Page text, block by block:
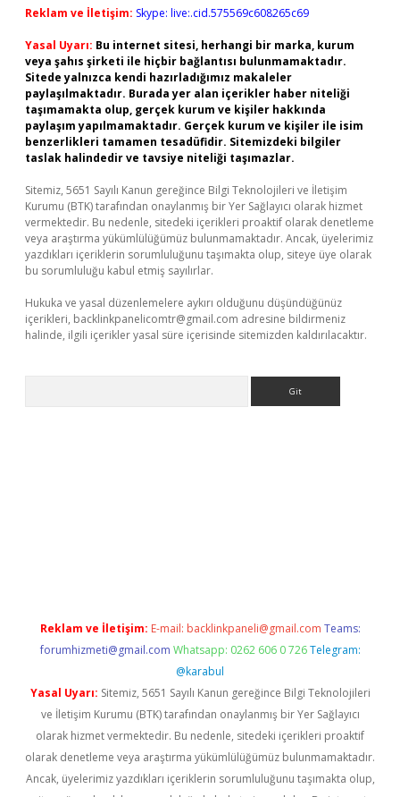
Reklam ve İletişim: Skype: live:.cid.575569c608265c69
Yasal Uyarı: Bu internet sitesi, herhangi bir marka, kurum
veya şahıs şirketi ile hiçbir bağlantısı bulunmamaktadır.
Sitede yalnızca kendi hazırladığımız makaleler
paylaşılmaktadır. Burada yer alan içerikler haber niteliği
taşımamakta olup, gerçek kurum ve kişiler hakkında
paylaşım yapılmamaktadır. Gerçek kurum ve kişiler ile isim
benzerlikleri tamamen tesadüfidir. Sitemizdeki bilgiler
taslak halindedir ve tavsiye niteliği taşımazlar.
Sitemiz, 5651 Sayılı Kanun gereğince Bilgi Teknolojileri ve İletişim
Kurumu (BTK) tarafından onaylanmış bir Yer Sağlayıcı olarak hizmet
vermektedir. Bu nedenle, sitedeki içerikleri proaktif olarak denetleme
veya araştırma yükümlülüğümüz bulunmamaktadır. Ancak, üyelerimiz
yazdıkları içeriklerin sorumluluğunu taşımakta olup, siteye üye olarak
bu sorumluluğu kabul etmiş sayılırlar.
Hukuka ve yasal düzenlemelere aykırı olduğunu düşündüğünüz
içerikleri, backlinkpanelicomtr@gmail.com adresine bildirmeniz
halinde, ilgili içerikler yasal süre içerisinde sitemizden kaldırılacaktır.
Reklam ve İletişim: E-mail: backlinkpaneli@gmail.com Teams:
forumhizmeti@gmail.com Whatsapp: 0262 606 0 726 Telegram:
@karabul
Yasal Uyarı: Sitemiz, 5651 Sayılı Kanun gereğince Bilgi Teknolojileri
ve İletişim Kurumu (BTK) tarafından onaylanmış bir Yer Sağlayıcı
olarak hizmet vermektedir. Bu nedenle, sitedeki içerikleri proaktif
olarak denetleme veya araştırma yükümlülüğümüz bulunmamaktadır.
Ancak, üyelerimiz yazdıkları içeriklerin sorumluluğunu taşımakta olup,